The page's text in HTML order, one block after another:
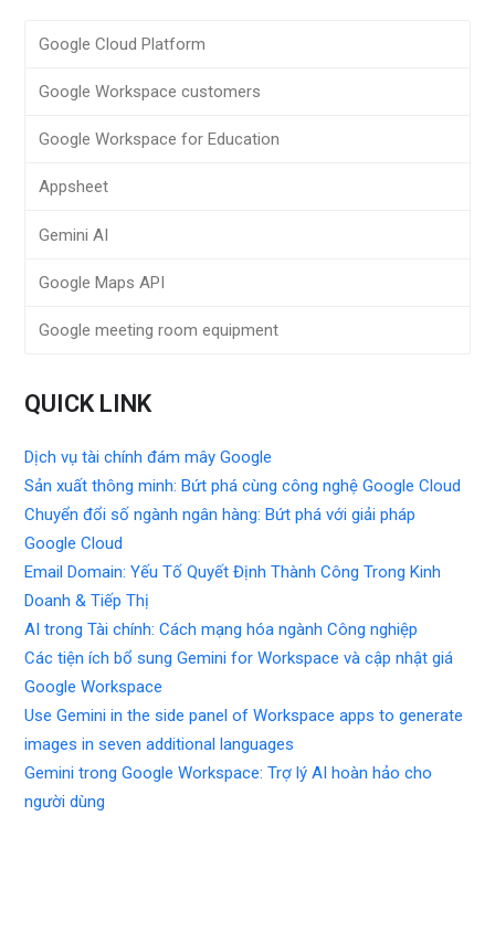
Google Cloud Platform
Google Workspace customers
Google Workspace for Education
Appsheet
Gemini AI
Google Maps API
Google meeting room equipment
QUICK LINK
Dịch vụ tài chính đám mây Google
Sản xuất thông minh: Bứt phá cùng công nghệ Google Cloud
Chuyển đổi số ngành ngân hàng: Bứt phá với giải pháp
Google Cloud
Email Domain: Yếu Tố Quyết Định Thành Công Trong Kinh
Doanh & Tiếp Thị
AI trong Tài chính: Cách mạng hóa ngành Công nghiệp
Các tiện ích bổ sung Gemini for Workspace và cập nhật giá
Google Workspace
Use Gemini in the side panel of Workspace apps to generate
images in seven additional languages
Gemini trong Google Workspace: Trợ lý AI hoàn hảo cho
người dùng